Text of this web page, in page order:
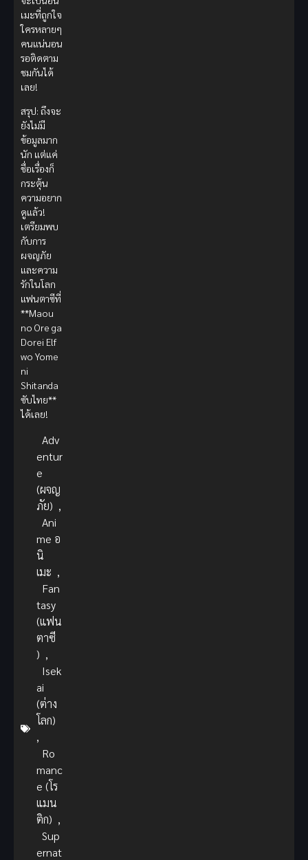
เมะที่ถูกใจ
ใครหลายๆ
คนแน่นอน
รอติดตาม
ชมกันได้
เลย!
สรุป: ถึงจะ
ยังไม่มี
ข้อมูลมาก
นัก แต่แค่
ชื่อเรื่องก็
กระตุ้น
ความอยาก
ดูแล้ว!
เตรียมพบ
กับการ
ผจญภัย
และความ
รักในโลก
แฟนตาซีที่
**Maou
no Ore ga
Dorei Elf
wo Yome
ni
Shitanda
ซับไทย**
ได้เลย!
Adv
entur
e
(ผจญ
ภัย) ,
Ani
me อ
นิ
เมะ ,
Fan
tasy
(แฟน
ตาซี
) ,
Isek
ai
(ต่าง
โลก)
,
Ro
manc
e (โร
แมน
ติก) ,
Sup
ernat